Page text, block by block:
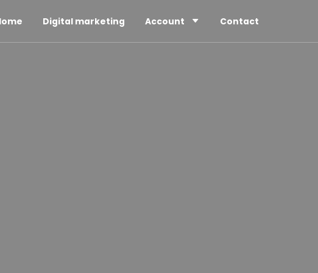
Digital marketing Account Contact